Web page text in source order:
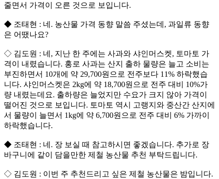
줄면서 가격이 오른 것으로 보입니다.
◆ 조태현 : 네. 농산물 가격 동향 말씀 주셨는데, 과일류 동향
은 어땠나요?
◇ 김도원 : 네, 지난 한 주에는 사과와 샤인머스켓, 토마토 가
격이 내렸습니다. 홍로 사과는 산지 출하 물량은 늘고 소비는
부진하면서 10개에 약 29,700원으로 전주보다 11% 하락했습
니다. 샤인머스켓은 2kg에 약 18,700원으로 전주 대비 10%가
량 내렸는데요. 출하량은 늘었지만 수요가 크지 않아 가격이
떨어진 것으로 보입니다. 토마토 역시 고랭지와 중산간 산지에
서 물량이 늘면서 1kg에 약 6,700원으로 전주 대비 6% 가까이
하락했습니다.
◆ 조태현 : 네. 장 보실 때 참고하시면 좋겠습니다. 추가로 장
바구니에 같이 담을만한 제철 농산물 추천 부탁드립니다.
◇ 김도원 : 이번 주 추천드리고 싶은 제철 농산물은 밤입니다.